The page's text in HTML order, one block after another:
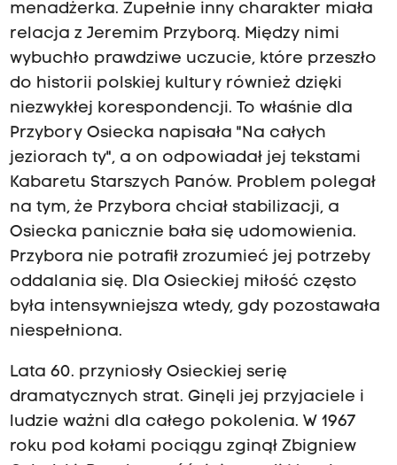
menadżerka. Zupełnie inny charakter miała
relacja z Jeremim Przyborą. Między nimi
wybuchło prawdziwe uczucie, które przeszło
do historii polskiej kultury również dzięki
niezwykłej korespondencji. To właśnie dla
Przybory Osiecka napisała "Na całych
jeziorach ty", a on odpowiadał jej tekstami
Kabaretu Starszych Panów. Problem polegał
na tym, że Przybora chciał stabilizacji, a
Osiecka panicznie bała się udomowienia.
Przybora nie potrafił zrozumieć jej potrzeby
oddalania się. Dla Osieckiej miłość często
była intensywniejsza wtedy, gdy pozostawała
niespełniona.
Lata 60. przyniosły Osieckiej serię
dramatycznych strat. Ginęli jej przyjaciele i
ludzie ważni dla całego pokolenia. W 1967
roku pod kołami pociągu zginął Zbigniew